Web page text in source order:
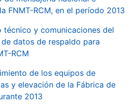
FNMT-RCM, en el período 2013
técnico y comunicaciones del
datos de respaldo para
RCM
de los equipos de
y elevación de la Fábrica de
2013